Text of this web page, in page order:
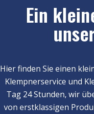
Ein
Hier finden Sie einen
Klempnerservice und
Tag 24 Stunden, wir
von erstklassigen